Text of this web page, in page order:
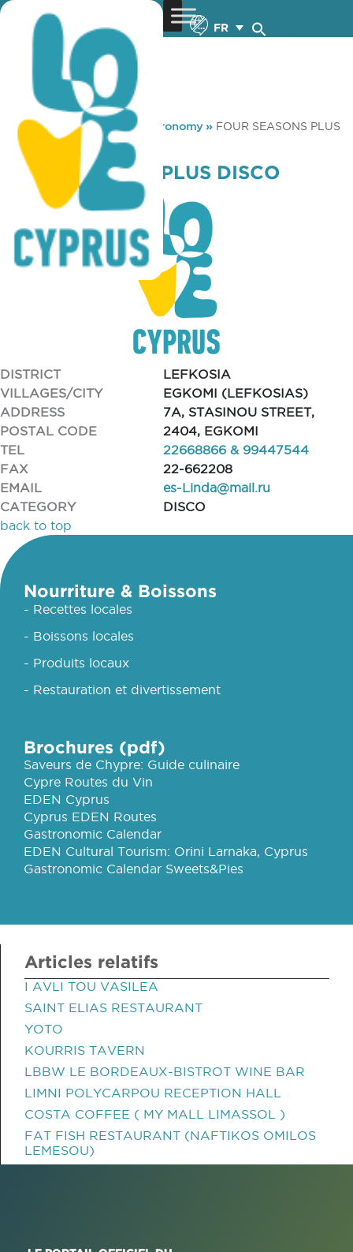
FR
You are here: Home »Gastronomy» FOUR SEASONS PLUS
DISCO
FOUR SEASONS PLUS DISCO
DISTRICT
LEFKOSIA
VILLAGES/CITY
EGKOMI (LEFKOSIAS)
ADDRESS
7A, STASINOU STREET,
POSTAL CODE
2404, EGKOMI
TEL
22668866 & 99447544
FAX
22-662208
EMAIL
es-Linda@mail.ru
CATEGORY
DISCO
back to top
Nourriture & Boissons
- Recettes locales
- Boissons locales
- Produits locaux
- Restauration et divertissement
Brochures (pdf)
Saveurs de Chypre: Guide culinaire
Cypre Routes du Vin
EDEN Cyprus
Cyprus EDEN Routes
Gastronomic Calendar
EDEN Cultural Tourism: Orini Larnaka, Cyprus
Gastronomic Calendar Sweets&Pies
Articles relatifs
I AVLI TOU VASILEA
SAINT ELIAS RESTAURANT
YOTO
KOURRIS TAVERN
LBBW LE BORDEAUX-BISTROT WINE BAR
LIMNI POLYCARPOU RECEPTION HALL
COSTA COFFEE ( MY MALL LIMASSOL )
FAT FISH RESTAURANT (NAFTIKOS OMILOS
LEMESOU)